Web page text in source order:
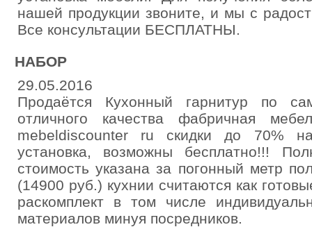
нашей продукции звоните, и мы с
Все консультации БЕСПЛАТНЫ.
НАБОР
29.05.2016
Продаётся Кухонный гарнитур по
отличного качества фабричная
mebeldiscounter ru скидки до 70%
установка, возможны бесплатно!!!
стоимость указана за погонный метр
(14900 руб.) кухнии считаются как
раскомплект в том числе
материалов минуя посредников.